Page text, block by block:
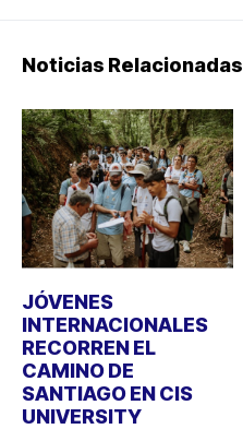
Noticias Relacionadas
JÓVENES
INTERNACIONALES
RECORREN EL
CAMINO DE
SANTIAGO EN CIS
UNIVERSITY